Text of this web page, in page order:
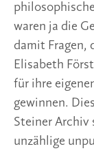
waren ja die
damit Fragen,
Elisabeth
für ihre
gewinnen.
Steiner Archiv
unzählige